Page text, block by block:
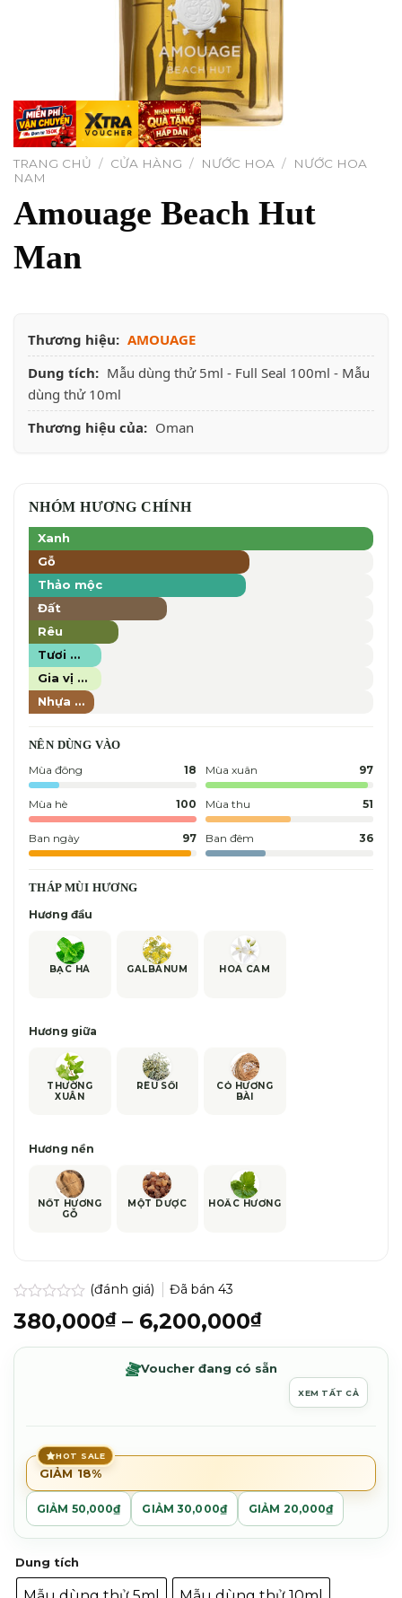
TRANG CHỦ / CỬA HÀNG / NƯỚC HOA /
NƯỚC HOA
NAM
Amouage Beach Hut
Man
Thương hiệu: AMOUAGE
Dung tích: Mẫu dùng thử 5ml - Full Seal 100ml - Mẫu
dùng thử 10ml
Thương hiệu của: Oman
NHÓM HƯƠNG CHÍNH
Xanh
Gỗ
Thảo mộc
Đất
Rêu
Tươi mát
Gia vị tươi
Nhựa thơm
NÊN DÙNG VÀO
Mùa đông
18 Mùa xuân 97
Mùa hè 100 Mùa thu 51
Ban ngày 97 Ban đêm 36
THÁP MÙI HƯƠNG
Hương đầu
BẠC HÀ GALBANUM HOA CAM
Hương giữa
THƯỜNG
XUÂN
RÊU SỒI
CỎ HƯƠNG
BÀI
Hương nền
NỐT HƯƠNG
GỖ
MỘT DƯỢC HOẮC HƯƠNG
Được
xếp
0.0
(đánh giá) Đã bán 43
380,000₫ – 6,200,000₫Khoảng
giá:
từ
380,000₫
đến
Voucher đang có sẵn
XEM TẤT CẢ
HOT SALE
GIẢM 18%
GIẢM 50,000₫ GIẢM 30,000₫ GIẢM 20,000₫
Dung tích